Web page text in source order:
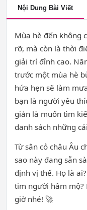
Nội Dung Bài Viết
Mùa hè đến không
rỡ, mà còn là thời
giải trí đỉnh cao.
trước một mùa hè
hứa hẹn sẽ làm
bạn là người yêu
giản là muốn tìm
danh sách những
Từ sân cỏ châu Âu
sao này đang sẵn
định vị thế. Họ là
tim người hâm mộ?
giờ nhé! 🚀